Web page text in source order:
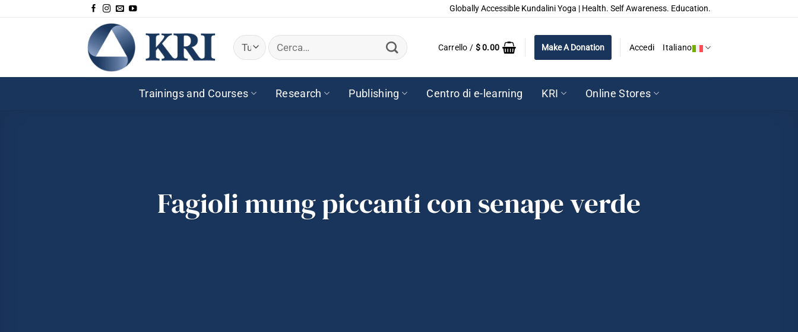
Globally Accessible Kundalini Yoga | Health. Self Awareness. Education.
Cerca:
Carrello / $0.00 Make A Donation Accedi Italiano
Trainings and Courses Research Publishing Centro di e-learning KRI Online Stores
Fagioli mung piccanti con senape verde